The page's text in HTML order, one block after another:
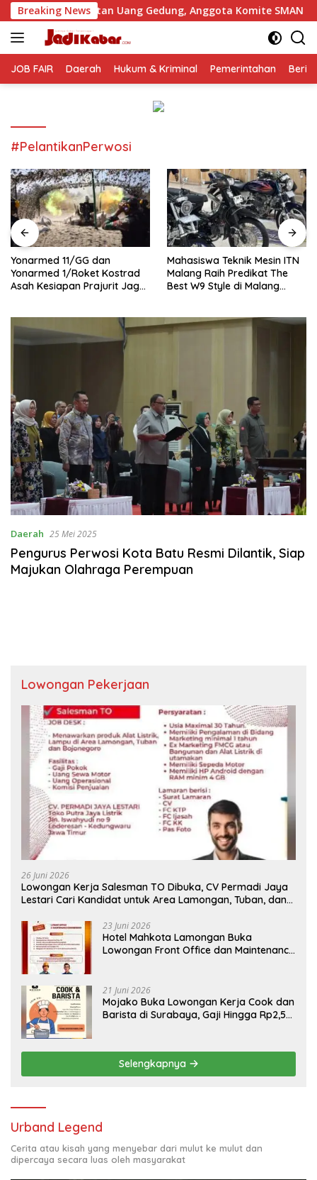
Langsung
ke
konten
Breaking News
Uang Gedung, Anggota Komite SMAN 1 Tumpang ,Ketua
JOB FAIR Daerah Hukum & Kriminal Pemerintahan
#PelantikanPerwosi
Yonarmed 11/GG dan
Yonarmed 1/Roket Kostrad
Asah Kesiapan Prajurit Jaga
Mahasiswa Teknik Mesin ITN
Malang Raih Predikat The
Best W9 Style di Malang
Daerah 25 Mei 2025
Pengurus Perwosi Kota Batu Resmi Dilantik, Siap
Majukan Olahraga Perempuan
Lowongan Pekerjaan
26 Juni 2026
Lowongan Kerja Salesman TO Dibuka, CV Permadi Jaya
Lestari Cari Kandidat untuk Area Lamongan, Tuban, dan
23 Juni 2026
Hotel Mahkota Lamongan Buka
Lowongan Front Office dan Maintenance
21 Juni 2026
Mojako Buka Lowongan Kerja Cook dan
Barista di Surabaya, Gaji Hingga Rp2,5
Selengkapnya
Urband Legend
Cerita atau kisah yang menyebar dari mulut ke mulut dan
dipercaya secara luas oleh masyarakat